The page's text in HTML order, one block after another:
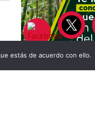
estás de acuerdo con ello.